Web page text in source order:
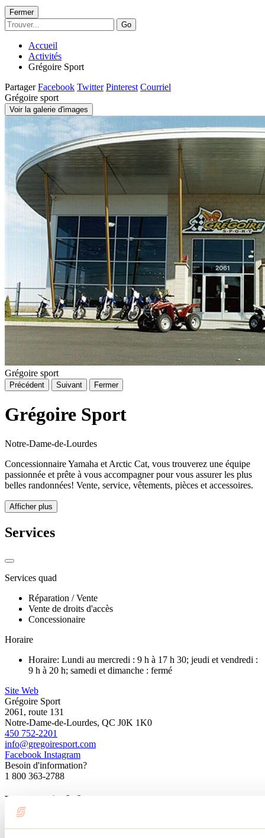
Fermer
Go
Accueil
Activités
Grégoire Sport
Partager Facebook Twitter Pinterest Courriel
Grégoire sport
Voir la galerie d'images
Grégoire sport
Précédent Suivant Fermer
Grégoire Sport
Notre-Dame-de-Lourdes
Concessionnaire Yamaha et Arctic Cat, vous trouverez une équipe
passionnée et prête à vous accompagner pour vous assurer les plus
belles randonnées! Vente, service, vêtements, pièces et accessoires.
Afficher plus
Services
Services quad
Réparation / Vente
Vente de droits d'accès
Concessionaire
Horaire
Horaire: Lundi au mercredi : 9 h à 17 h 30; jeudi et vendredi :
9 h à 20 h; samedi et dimanche : fermé
Site Web
Grégoire Sport
2061, route 131
Notre-Dame-de-Lourdes, QC J0K 1K0
450 752-2201
info@gregoiresport.com
Facebook Instagram
Besoin d'information?
1 800 363-2788
Menu pied de page